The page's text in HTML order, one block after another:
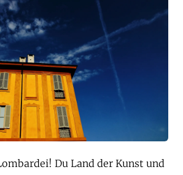
Du Land der Kunst und